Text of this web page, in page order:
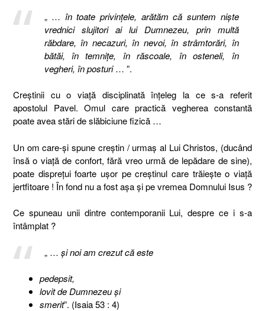
„ … în toate privinţele, arătăm că suntem nişte
vrednici slujitori ai lui Dumnezeu, prin multă
răbdare, în necazuri, în nevoi, în strâmtorări, în
bătăi, în temniţe, în răscoale, în osteneli, în
vegheri, în posturi… ”.
Creştinii cu o viaţă disciplinată înţeleg la ce s-a referit
apostolul Pavel. Omul care practică vegherea constantă
poate avea stări de slăbiciune fizică …
Un om care-şi spune creştin / urmaş al Lui Christos, (ducând
însă o viaţă de confort, fără vreo urmă de lepădare de sine),
poate dispreţui foarte uşor pe creştinul care trăieşte o viaţă
jertfitoare ! În fond nu a fost aşa şi pe vremea Domnului Isus ?
Ce spuneau unii dintre contemporanii Lui, despre ce i s-a
întâmplat ?
„ … şi noi am crezut că este
pedepsit,
lovit de Dumnezeu şi
smerit”. (Isaia 53 : 4)